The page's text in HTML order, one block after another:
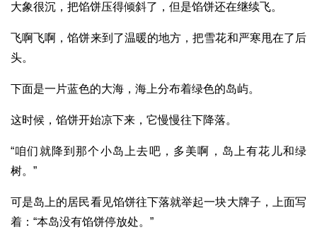
大象很沉，把馅饼压得倾斜了，但是馅饼还在继续飞。
飞啊飞啊，馅饼来到了温暖的地方，把雪花和严寒甩在了后
头。
下面是一片蓝色的大海，海上分布着绿色的岛屿。
这时候，馅饼开始凉下来，它慢慢往下降落。
“咱们就降到那个小岛上去吧，多美啊，岛上有花儿和绿
树。”
可是岛上的居民看见馅饼往下落就举起一块大牌子，上面写
着：“本岛没有馅饼停放处。”